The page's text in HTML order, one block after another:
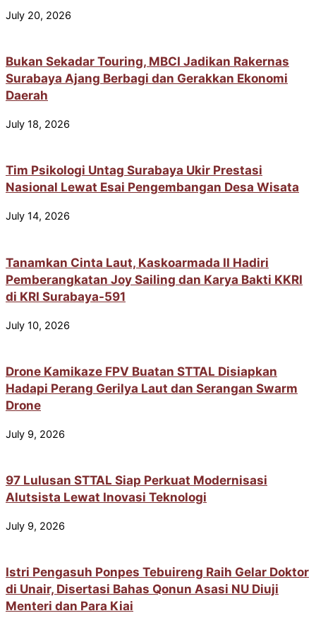
July 20, 2026
Bukan Sekadar Touring, MBCI Jadikan Rakernas
Surabaya Ajang Berbagi dan Gerakkan Ekonomi
Daerah
July 18, 2026
Tim Psikologi Untag Surabaya Ukir Prestasi
Nasional Lewat Esai Pengembangan Desa Wisata
July 14, 2026
Tanamkan Cinta Laut, Kaskoarmada II Hadiri
Pemberangkatan Joy Sailing dan Karya Bakti KKRI
di KRI Surabaya-591
July 10, 2026
Drone Kamikaze FPV Buatan STTAL Disiapkan
Hadapi Perang Gerilya Laut dan Serangan Swarm
Drone
July 9, 2026
97 Lulusan STTAL Siap Perkuat Modernisasi
Alutsista Lewat Inovasi Teknologi
July 9, 2026
Istri Pengasuh Ponpes Tebuireng Raih Gelar Doktor
di Unair, Disertasi Bahas Qonun Asasi NU Diuji
Menteri dan Para Kiai